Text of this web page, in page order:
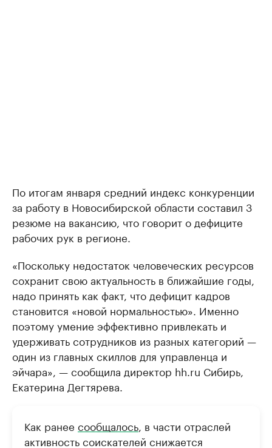
По итогам января средний индекс конкуренции
за работу в Новосибирской области составил 3
резюме на вакансию, что говорит о дефиците
рабочих рук в регионе.
«Поскольку недостаток человеческих ресурсов
сохранит свою актуальность в ближайшие годы,
надо принять как факт, что дефицит кадров
становится «новой нормальностью». Именно
поэтому умение эффективно привлекать и
удерживать сотрудников из разных категорий —
один из главных скиллов для управленца и
эйчара», — сообщила директор hh.ru Сибирь,
Екатерина Дегтярева.
Как ранее сообщалось, в части отраслей
активность соискателей снижается